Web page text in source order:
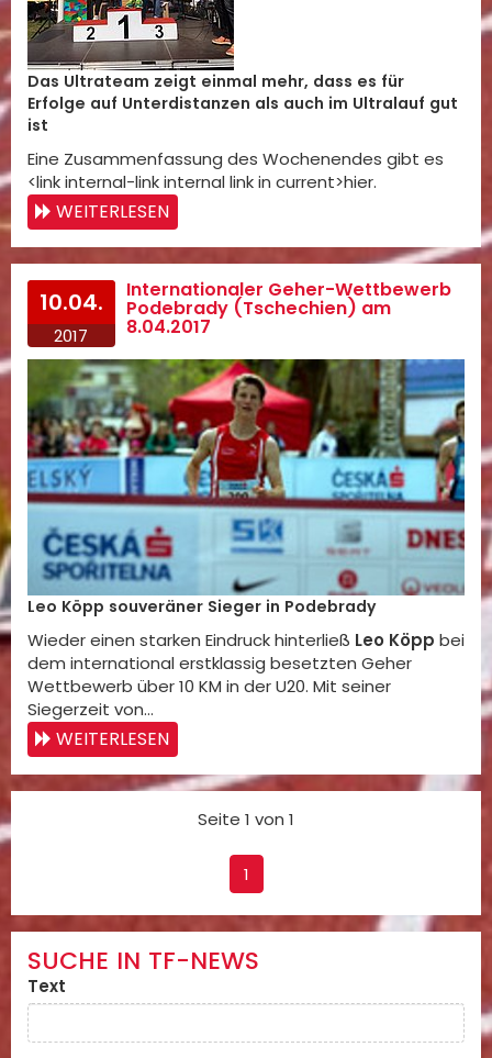
Das Ultrateam zeigt einmal mehr, dass es für
Erfolge auf Unterdistanzen als auch im Ultralauf gut
ist
Eine Zusammenfassung des Wochenendes gibt es
<link internal-link internal link in current>hier.
WEITERLESEN
10.04.
2017
Internationaler Geher-Wettbewerb
Podebrady (Tschechien) am
8.04.2017
Leo Köpp souveräner Sieger in Podebrady
Wieder einen starken Eindruck hinterließ Leo Köpp bei
dem international erstklassig besetzten Geher
Wettbewerb über 10 KM in der U20. Mit seiner
Siegerzeit von…
WEITERLESEN
Seite 1 von 1
1
SUCHE IN TF-NEWS
Text